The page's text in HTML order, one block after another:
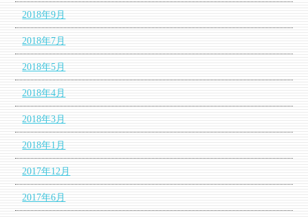
2018年9月
2018年7月
2018年5月
2018年4月
2018年3月
2018年1月
2017年12月
2017年6月